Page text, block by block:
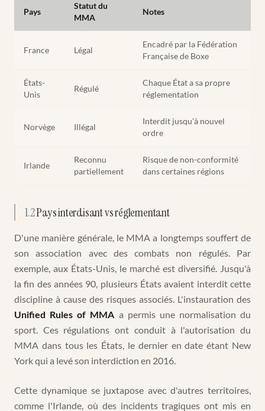
Pays
Statut du
MMA
Notes
France Légal
Encadré par la Fédération
Française de Boxe
États-
Unis
Régulé
Chaque État a sa propre
réglementation
Norvège Illégal
Interdit jusqu'à nouvel
ordre
Irlande
Reconnu
partiellement
Risque de non-conformité
dans certaines régions
1.2Pays interdisant vs réglementant
D'une manière générale, le MMA a longtemps souffert de
son association avec des combats non régulés. Par
exemple, aux États-Unis, le marché est diversifié. Jusqu'à
la fin des années 90, plusieurs États avaient interdit cette
discipline à cause des risques associés. L'instauration des
Unified Rules of MMA a permis une normalisation du
sport. Ces régulations ont conduit à l'autorisation du
MMA dans tous les États, le dernier en date étant New
York qui a levé son interdiction en 2016.
Cette dynamique se juxtapose avec d'autres territoires,
comme l'Irlande, où des incidents tragiques ont mis en